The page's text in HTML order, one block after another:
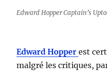
Edward Hopper Captain’s
Edward Hopperest
malgré les critiques,